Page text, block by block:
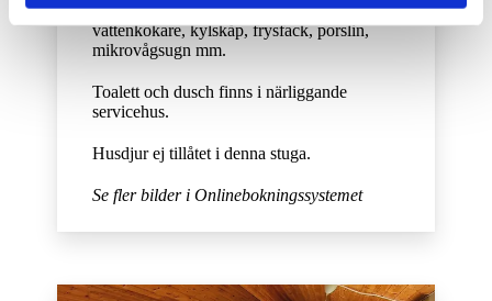
I köket finns husgeråd, kaffekokare,
vattenkokare, kylskåp, frysfack, porslin,
mikrovågsugn mm.
Toalett och dusch finns i närliggande
servicehus.
Husdjur ej tillåtet i denna stuga.
Se fler bilder i Onlinebokningssystemet